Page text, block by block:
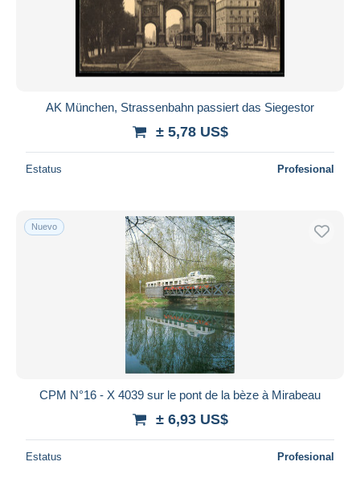
AK München, Strassenbahn passiert das Siegestor
± 5,78 US$
Estatus Profesional
Nuevo
CPM N°16 - X 4039 sur le pont de la bèze à Mirabeau
± 6,93 US$
Estatus Profesional